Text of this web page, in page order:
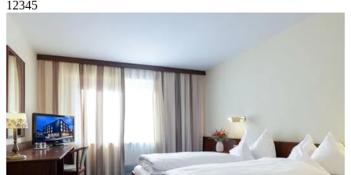
1 2345